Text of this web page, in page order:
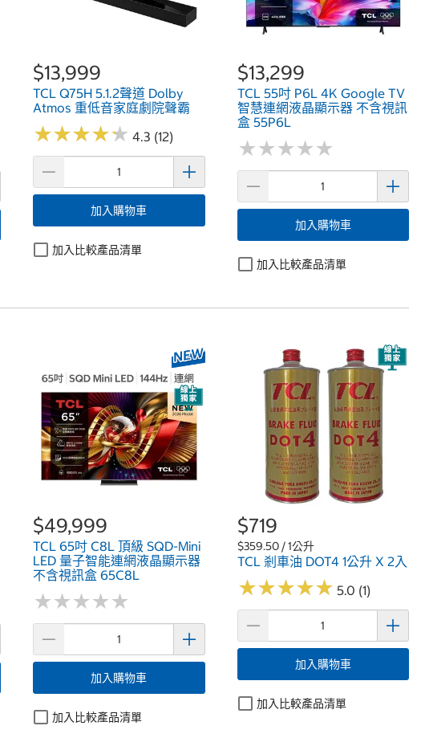
$13,999
TCL Q75H 5.1.2聲道 Dolby
Atmos 重低音家庭劇院聲霸
★★★★★
★★★★★ 4.3 (12)
加入購物車
加入比較產品清單
$13,299
TCL 55吋 P6L 4K Google TV
智慧連網液晶顯示器 不含視訊
盒 55P6L
★★★★★
★★★★★
加入購物車
加入比較產品清單
$49,999
TCL 65吋 C8L 頂級 SQD-Mini
LED 量子智能連網液晶顯示器
不含視訊盒 65C8L
★★★★★
★★★★★
加入購物車
加入比較產品清單
$719
$359.50 / 1公升
TCL 剎車油 DOT4 1公升 X 2入
★★★★★
★★★★★ 5.0 (1)
加入購物車
加入比較產品清單